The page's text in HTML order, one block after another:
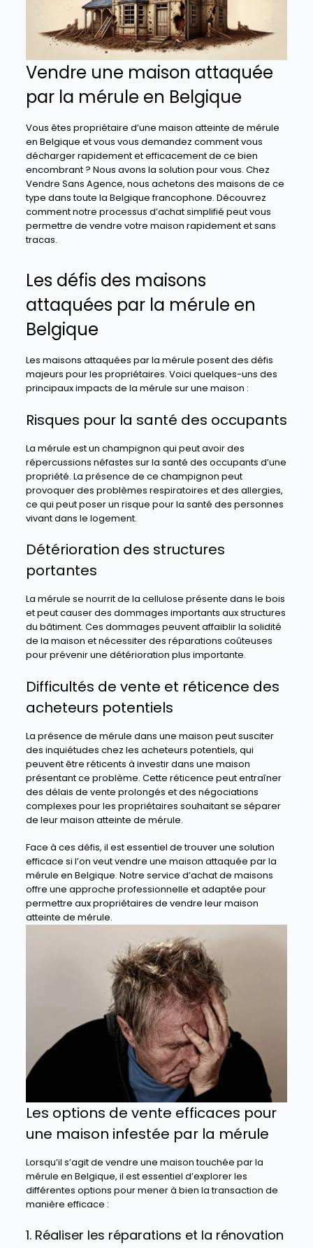
Vendre une maison attaquée
par la mérule en Belgique
Vous êtes propriétaire d’une maison atteinte de mérule
en Belgique et vous vous demandez comment vous
décharger rapidement et efficacement de ce bien
encombrant ? Nous avons la solution pour vous. Chez
Vendre Sans Agence, nous achetons des maisons de ce
type dans toute la Belgique francophone. Découvrez
comment notre processus d’achat simplifié peut vous
permettre de vendre votre maison rapidement et sans
tracas.
Les défis des maisons
attaquées par la mérule en
Belgique
Les maisons attaquées par la mérule posent des défis
majeurs pour les propriétaires. Voici quelques-uns des
principaux impacts de la mérule sur une maison :
Risques pour la santé des occupants
La mérule est un champignon qui peut avoir des
répercussions néfastes sur la santé des occupants d’une
propriété. La présence de ce champignon peut
provoquer des problèmes respiratoires et des allergies,
ce qui peut poser un risque pour la santé des personnes
vivant dans le logement.
Détérioration des structures
portantes
La mérule se nourrit de la cellulose présente dans le bois
et peut causer des dommages importants aux structures
du bâtiment. Ces dommages peuvent affaiblir la solidité
de la maison et nécessiter des réparations coûteuses
pour prévenir une détérioration plus importante.
Difficultés de vente et réticence des
acheteurs potentiels
La présence de mérule dans une maison peut susciter
des inquiétudes chez les acheteurs potentiels, qui
peuvent être réticents à investir dans une maison
présentant ce problème. Cette réticence peut entraîner
des délais de vente prolongés et des négociations
complexes pour les propriétaires souhaitant se séparer
de leur maison atteinte de mérule.
Face à ces défis, il est essentiel de trouver une solution
efficace si l’on veut vendre une maison attaquée par la
mérule en Belgique. Notre service d’achat de maisons
offre une approche professionnelle et adaptée pour
permettre aux propriétaires de vendre leur maison
atteinte de mérule.
Les options de vente efficaces pour
une maison infestée par la mérule
Lorsqu’il s’agit de vendre une maison touchée par la
mérule en Belgique, il est essentiel d’explorer les
différentes options pour mener à bien la transaction de
manière efficace :
1. Réaliser les réparations et la rénovation